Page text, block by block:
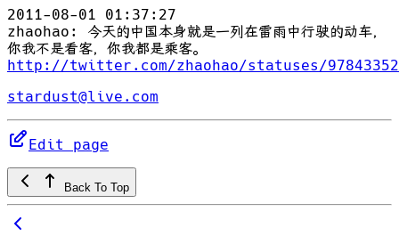
2011-08-01 01:37:27
zhaohao: 今天的中国本身就是一列在雷雨中行驶的动车，
你我不是看客，你我都是乘客。
http://twitter.com/zhaohao/statuses/
stardust@live.com
Edit page
Back To Top